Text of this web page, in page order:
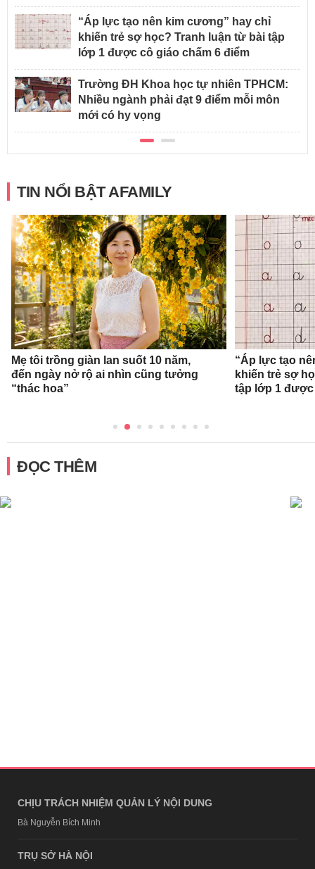
“Áp lực tạo nên kim cương” hay chỉ
khiến trẻ sợ học? Tranh luận từ bài tập
lớp 1 được cô giáo chấm 6 điểm
Trường ĐH Khoa học tự nhiên TPHCM:
Nhiều ngành phải đạt 9 điểm mỗi môn
mới có hy vọng
TIN NỔI BẬT AFAMILY
Mẹ tôi trồng giàn lan suốt 10 năm,
đến ngày nở rộ ai nhìn cũng tưởng
“thác hoa”
“Áp lực tạo
khiến trẻ sợ
tập lớp 1 được
ĐỌC THÊM
CHỊU TRÁCH NHIỆM QUẢN LÝ NỘI DUNG
Bà Nguyễn Bích Minh
TRỤ SỞ HÀ NỘI